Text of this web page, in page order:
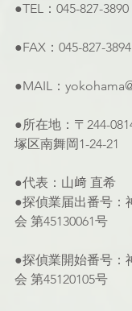
●TEL：045-827-3890
●FAX：045-827-3894
●MAIL：
●所在地：〒244-
塚区南舞岡1-24-21
●代表：山﨑 直希
●探偵業届出番号：
会 第45130061号
●探偵業開始番号：
会 第45120105号